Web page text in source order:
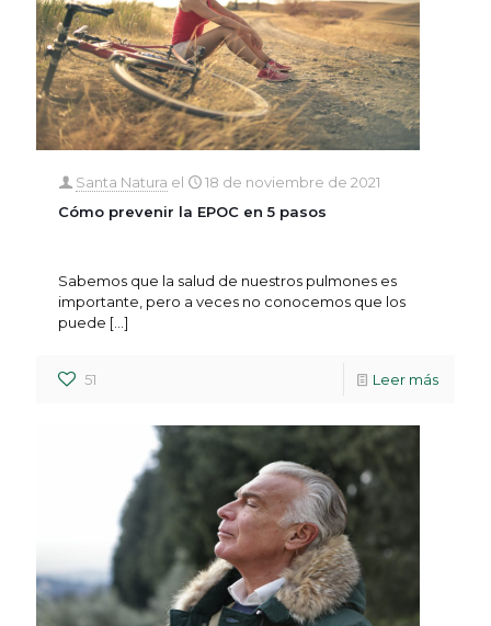
Santa Natura el
18 de noviembre de 2021
Cómo prevenir la EPOC en 5 pasos
Sabemos que la salud de nuestros pulmones es
importante, pero a veces no conocemos que los
puede […]
51 Leer más